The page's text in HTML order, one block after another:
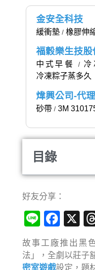
金安全科技
緩衝墊/ 橡膠伸
福穀樂生技股
中式早餐 / 冷
冷凍粽子蒸多久
煒興公司-代
砂帶 / 3M
目錄
好友分享：
Line X
故事工廠推出黑
法」，全劇以莊子
密室遊戲設定，題